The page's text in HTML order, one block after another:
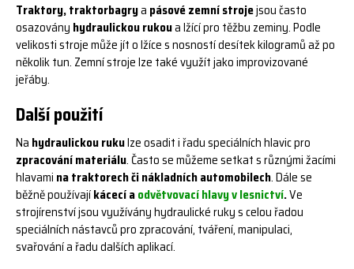
Traktory, traktorbagrya pásové zemní strojejsou často
osazovány hydraulickou rukoua lžící pro těžbu zeminy. Podle
velikosti stroje může jít o lžíce s nosností desítek kilogramů až po
několik tun. Zemní stroje lze také využít jako improvizované
jeřáby.
Další použití
Na hydraulickou rukulze osadit i řadu speciálních hlavic pro
zpracování materiálu. Často se můžeme setkat s různými žacími
hlavami na traktorech či nákladních automobilech. Dále se
běžně používajíkácecí aodvětvovací hlavy v lesnictví.Ve
strojírenství jsou využívány hydraulické ruky s celou řadou
speciálních nástavců pro zpracování, tváření, manipulaci,
svařování a řadu dalších aplikací.